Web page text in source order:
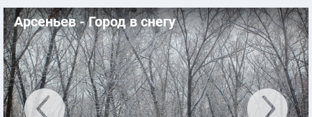
Арсеньев - Город в снегу